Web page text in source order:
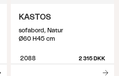
KASTOS
sofabord, Natur
Ø60 H45 cm
2088 2 315 DKK